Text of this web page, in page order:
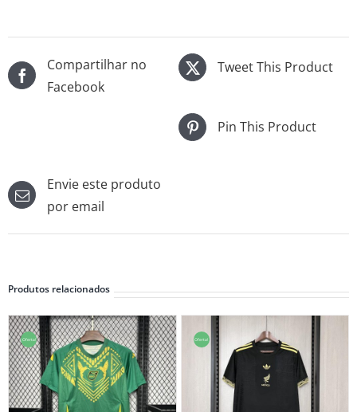
Compartilhar no
Facebook
Tweet This Product
Pin This Product
Envie este produto
por email
Produtos relacionados
Oferta! Oferta!